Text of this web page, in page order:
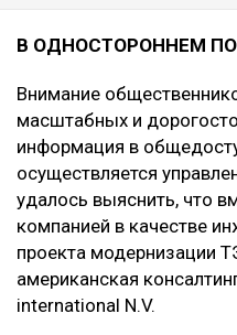
В ОДНОСТОРОННЕМ
Внимание
масштабных и
информация в
осуществляется
удалось выяснить, что
компанией в качестве
проекта модернизации
американская
international N.V.